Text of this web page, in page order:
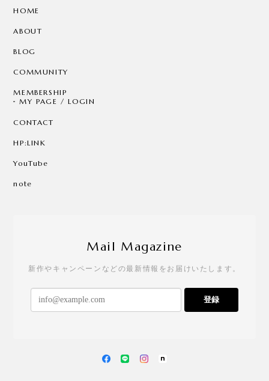
HOME
ABOUT
BLOG
COMMUNITY
MEMBERSHIP
MY PAGE / LOGIN
CONTACT
HP:LINK
YouTube
note
Mail Magazine
新作やキャンペーンなどの最新情報をお届けいたします。
登録